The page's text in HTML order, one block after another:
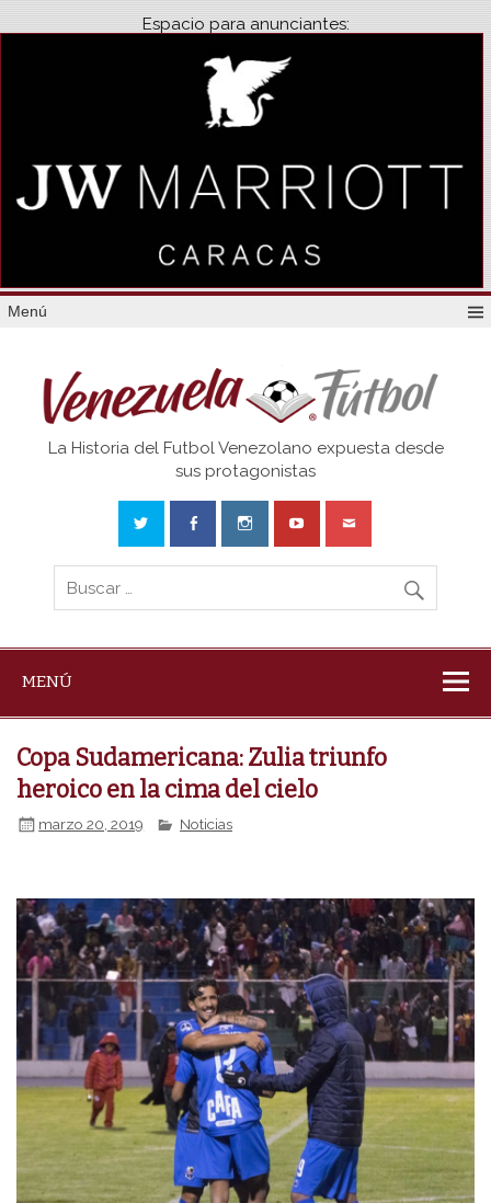
Espacio para anunciantes:
Menú
Venezuela
La Historia del Futbol Venezolano expuesta desde
sus protagonistas
MENÚ
Copa Sudamericana: Zulia triunfo
heroico en la cima del cielo
marzo 20, 2019 Noticias